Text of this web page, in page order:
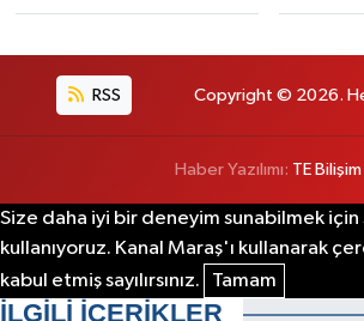
RSS Copyright © 2026. Her
Haber Yazılımı: TE Bilişim
Size daha iyi bir deneyim sunabilmek
kullanıyoruz. Kanal Maraş'ı kullanarak
kabul etmiş sayılırsınız.
Tamam